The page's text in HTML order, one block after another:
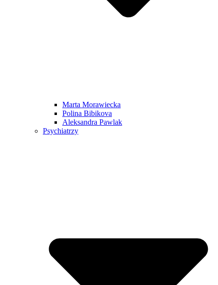
Marta Morawiecka
Polina Bibikova
Aleksandra Pawlak
Psychiatrzy